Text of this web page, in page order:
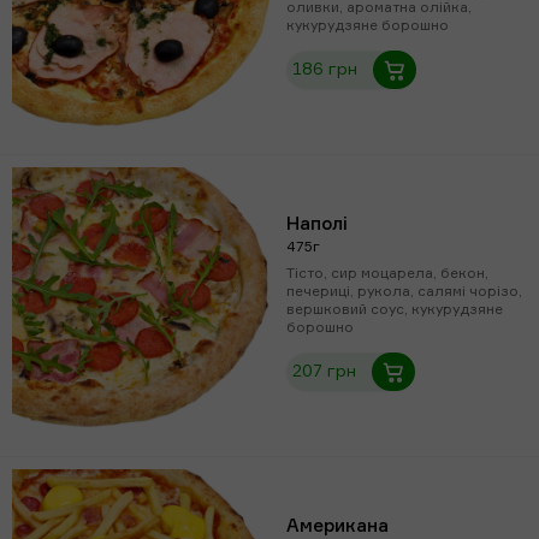
оливки, ароматна олійка,
кукурудзяне борошно
186 грн
Наполі
475г
Тісто, сир моцарела, бекон,
печериці, рукола, салямі чорізо,
вершковий соус, кукурудзяне
борошно
207 грн
Американа